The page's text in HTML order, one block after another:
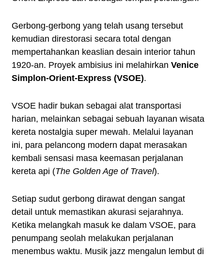
Gerbong-gerbong yang telah usang tersebut
kemudian direstorasi secara total dengan
mempertahankan keaslian desain interior tahun
1920-an. Proyek ambisius ini melahirkan Venice
Simplon-Orient-Express (VSOE).
VSOE hadir bukan sebagai alat transportasi
harian, melainkan sebagai sebuah layanan wisata
kereta nostalgia super mewah. Melalui layanan
ini, para pelancong modern dapat merasakan
kembali sensasi masa keemasan perjalanan
kereta api (The Golden Age of Travel).
Setiap sudut gerbong dirawat dengan sangat
detail untuk memastikan akurasi sejarahnya.
Ketika melangkah masuk ke dalam VSOE, para
penumpang seolah melakukan perjalanan
menembus waktu. Musik jazz mengalun lembut di